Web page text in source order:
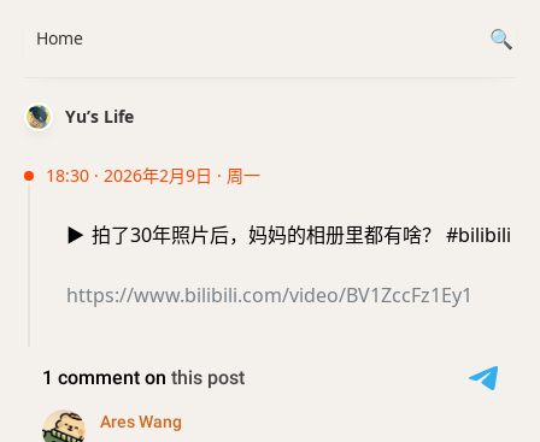
Yu’s Life
18:30 · 2026年2月9日 · 周一
▶️ 拍了30年照片后，妈妈的相册里都有啥？ #bilibili
https://www.bilibili.com/video/BV1ZccFz1Ey1
Home